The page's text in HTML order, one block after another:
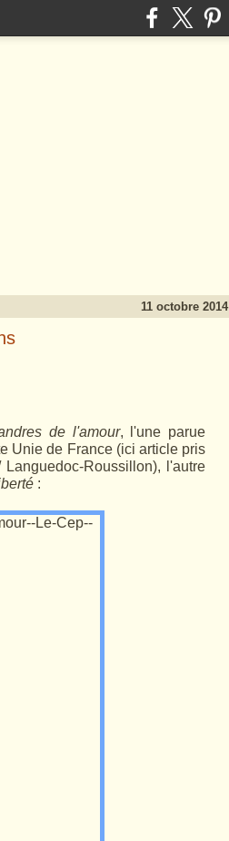
11 octobre 2014
de l'amour, l'une parue
Unie de France (ici article pris
Roussillon), l'autre
: